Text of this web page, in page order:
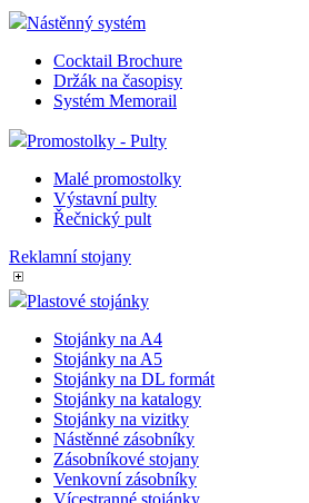
Nástěnný systém
Cocktail Brochure
Držák na časopisy
Systém Memorail
Promostolky - Pulty
Malé promostolky
Výstavní pulty
Řečnický pult
Reklamní stojany
Plastové stojánky
Stojánky na A4
Stojánky na A5
Stojánky na DL formát
Stojánky na katalogy
Stojánky na vizitky
Nástěnné zásobníky
Zásobníkové stojany
Venkovní zásobníky